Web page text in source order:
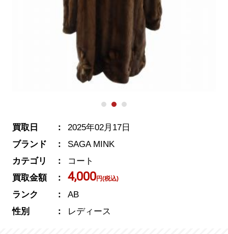
買取日
2025年02月17日
ブランド
SAGA MINK
カテゴリ
コート
買取金額
4,000円(税込)
ランク
AB
性別
レディース